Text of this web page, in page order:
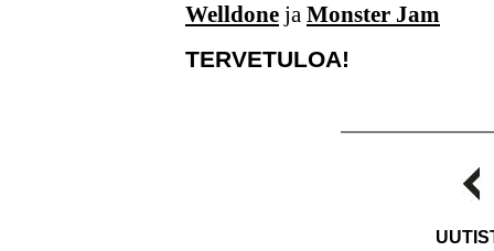
Welldone ja Monster Jam
TERVETULOA!